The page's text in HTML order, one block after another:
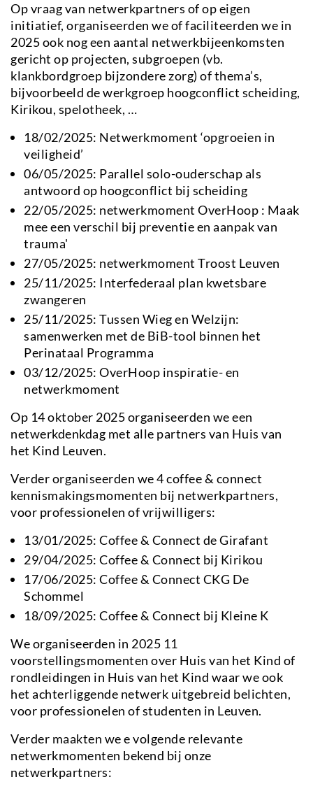
Op vraag van netwerkpartners of op eigen
initiatief, organiseerden we of faciliteerden we in
2025 ook nog een aantal netwerkbijeenkomsten
gericht op projecten, subgroepen (vb.
klankbordgroep bijzondere zorg) of thema’s,
bijvoorbeeld de werkgroep hoogconflict scheiding,
Kirikou, spelotheek, …
18/02/2025: Netwerkmoment ‘opgroeien in
veiligheid’
06/05/2025: Parallel solo-ouderschap als
antwoord op hoogconflict bij scheiding
22/05/2025: netwerkmoment OverHoop : Maak
mee een verschil bij preventie en aanpak van
trauma'
27/05/2025: netwerkmoment Troost Leuven
25/11/2025: Interfederaal plan kwetsbare
zwangeren
25/11/2025: Tussen Wieg en Welzijn:
samenwerken met de BiB-tool binnen het
Perinataal Programma
03/12/2025: OverHoop inspiratie- en
netwerkmoment
Op 14 oktober 2025 organiseerden we een
netwerkdenkdag met alle partners van Huis van
het Kind Leuven.
Verder organiseerden we 4 coffee & connect
kennismakingsmomenten bij netwerkpartners,
voor professionelen of vrijwilligers:
13/01/2025: Coffee & Connect de Girafant
29/04/2025: Coffee & Connect bij Kirikou
17/06/2025: Coffee & Connect CKG De
Schommel
18/09/2025: Coffee & Connect bij Kleine K
We organiseerden in 2025 11
voorstellingsmomenten over Huis van het Kind of
rondleidingen in Huis van het Kind waar we ook
het achterliggende netwerk uitgebreid belichten,
voor professionelen of studenten in Leuven.
Verder maakten we e volgende relevante
netwerkmomenten bekend bij onze
netwerkpartners: